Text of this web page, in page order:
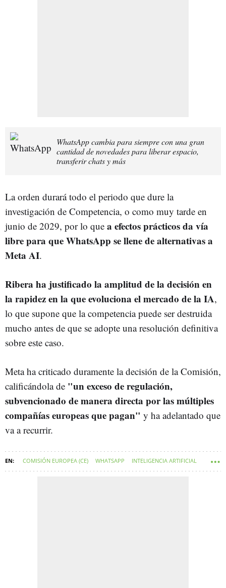
WhatsApp cambia para siempre con una gran
cantidad de novedades para liberar espacio,
transferir chats y más
La orden durará todo el periodo que dure la
investigación de Competencia, o como muy tarde en
junio de 2029, por lo que a efectos prácticos da vía
libre para que WhatsApp se llene de alternativas a
Meta AI.
Ribera ha justificado la amplitud de la decisión en
la rapidez en la que evoluciona el mercado de la IA,
lo que supone que la competencia puede ser destruida
mucho antes de que se adopte una resolución definitiva
sobre este caso.
Meta ha criticado duramente la decisión de la Comisión,
calificándola de "un exceso de regulación,
subvencionado de manera directa por las múltiples
compañías europeas que pagan" y ha adelantado que
va a recurrir.
COMISIÓN EUROPEA (CE) WHATSAPP INTELIGENCIA ARTIFICIAL